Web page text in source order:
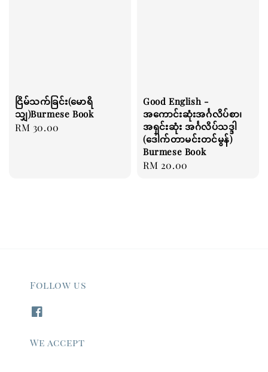
ငြိမ်သက်ခြင်း(မောရိ
သျှ)Burmese Book
Regular
RM 30.00
Good English -
အကောင်းဆုံးအင်္ဂလိပ်စာ၊
အရှင်းဆုံး အင်္ဂလိပ်သဒ္ဒါ
(ဒေါက်တာမင်းတင်မွန်)
Burmese Book
Regular
RM 20.00
Follow us
We accept